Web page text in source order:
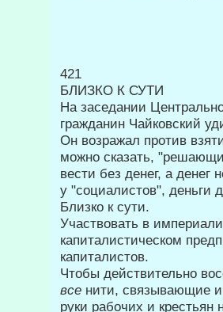
421
БЛИЗКО К СУТИ
На заседании
гражда­нин Чайковский
Он возражал против
можно сказать,
вести без денег, а денег
у "социалистов", деньги
Близко к сути.
Участвовать в
капиталистическом
капиталистов.
Чтобы действительно
все нити, связывающие и
руки рабочих и крестьян